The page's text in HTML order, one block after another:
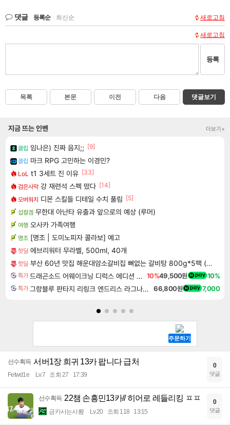
댓글 등록순 최신순 새로고침
새로고침
등록
목록 본문 이전 다음 댓글보기
지금 뜨는 인벤 더보기+
클립 임나은) 진짜 음지;; [9]
클립 마크 RPG 고민하는 이경민?
LoL t1 3세트 진 이유 [33]
검은사막 강 재련석 스펙 떴다 [14]
오버워치 디몬 스킬들 디테일 수치 풀림 [5]
섭컬겜 무한대 아난타 유출과 앞으로의 예상 (루머)
여행 오사카 가족여행
명조 [명조 | 도미노피자 콜라보] 예고
핫딜 에브리워터 무라벨, 500ml, 40개
핫딜 부산 60년 맛집 해운대암소갈비집 뼈없는 갈비탕 800g*5팩 (총 4kg) | 살코기 듬뿍 순살 소 갈비탕 진한 국물
특가 드래곤소드 어웨이크닝 디럭스 에디션 DragonSword Awakening Deluxe Edition 10%49,500원 10%
특가 그랑블루 판타지 리링크 엔드리스 라그나로크 Granblue Fantasy Relink Endless Ragnarok 66,800원 7,000
선수획득 서버1장 희귀 13카 팝니다 급처
Fetwd1e Lv.7 조회 27 17:39
0
댓글
선수획득 22챔 손흥민13카// 히어로 레들리킹 ㅍㅍ
금카사는사뢈 Lv.20 조회 118 13:15
0
댓글